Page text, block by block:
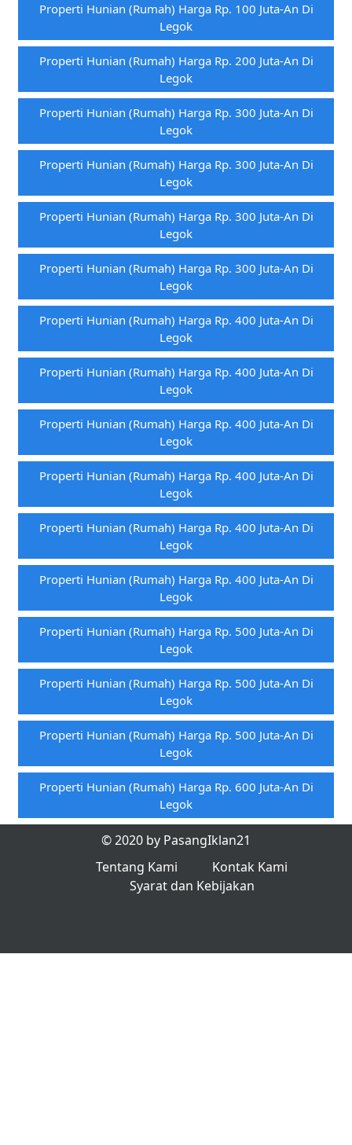
Properti Hunian (rumah) Harga Rp. 100 Juta-An Di
Legok
Properti Hunian (rumah) Harga Rp. 200 Juta-An Di
Legok
Properti Hunian (rumah) Harga Rp. 300 Juta-An Di
Legok
Properti Hunian (rumah) Harga Rp. 300 Juta-An Di
Legok
Properti Hunian (rumah) Harga Rp. 300 Juta-An Di
Legok
Properti Hunian (rumah) Harga Rp. 300 Juta-An Di
Legok
Properti Hunian (rumah) Harga Rp. 400 Juta-An Di
Legok
Properti Hunian (rumah) Harga Rp. 400 Juta-An Di
Legok
Properti Hunian (rumah) Harga Rp. 400 Juta-An Di
Legok
Properti Hunian (rumah) Harga Rp. 400 Juta-An Di
Legok
Properti Hunian (rumah) Harga Rp. 400 Juta-An Di
Legok
Properti Hunian (rumah) Harga Rp. 400 Juta-An Di
Legok
Properti Hunian (rumah) Harga Rp. 500 Juta-An Di
Legok
Properti Hunian (rumah) Harga Rp. 500 Juta-An Di
Legok
Properti Hunian (rumah) Harga Rp. 500 Juta-An Di
Legok
Properti Hunian (rumah) Harga Rp. 600 Juta-An Di
Legok
© 2020 by PasangIklan21
Tentang Kami
Kontak Kami
Syarat dan Kebijakan